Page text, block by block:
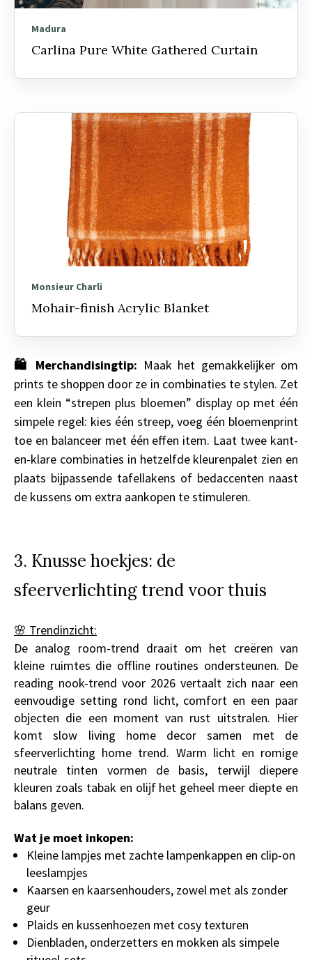
Madura
Carlina Pure White Gathered Curtain
Monsieur Charli
Mohair-finish Acrylic Blanket
🛍️ Merchandisingtip: Maak het gemakkelijker om
prints te shoppen door ze in combinaties te stylen. Zet
een klein “strepen plus bloemen” display op met één
simpele regel: kies één streep, voeg één bloemenprint
toe en balanceer met één effen item. Laat twee kant-
en-klare combinaties in hetzelfde kleurenpalet zien en
plaats bijpassende tafellakens of bedaccenten naast
de kussens om extra aankopen te stimuleren.
3. Knusse hoekjes: de
sfeerverlichting trend voor thuis
🌸 Trendinzicht:
De analog room-trend draait om het creëren van
kleine ruimtes die offline routines ondersteunen. De
reading nook-trend voor 2026 vertaalt zich naar een
eenvoudige setting rond licht, comfort en een paar
objecten die een moment van rust uitstralen. Hier
komt slow living home decor samen met de
sfeerverlichting home trend. Warm licht en romige
neutrale tinten vormen de basis, terwijl diepere
kleuren zoals tabak en olijf het geheel meer diepte en
balans geven.
Wat je moet inkopen:
Kleine lampjes met zachte lampenkappen en clip-on
leeslampjes
Kaarsen en kaarsenhouders, zowel met als zonder
geur
Plaids en kussenhoezen met cosy texturen
Dienbladen, onderzetters en mokken als simpele